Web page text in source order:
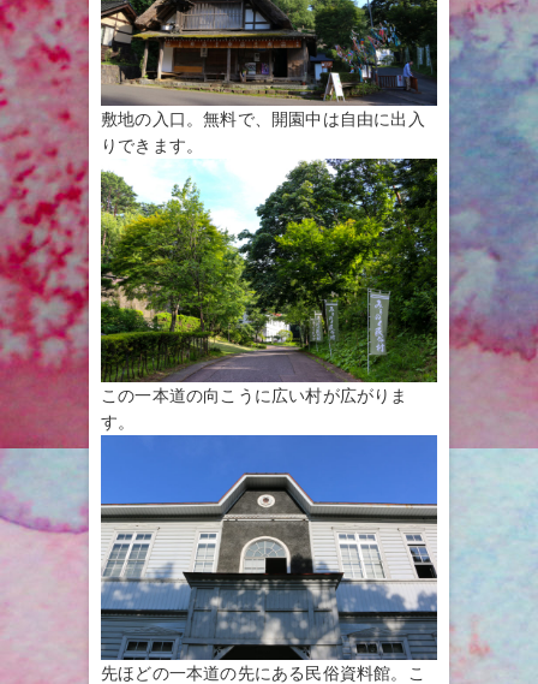
敷地の入口。無料で、開園中は自由に出入
りできます。
この一本道の向こうに広い村が広がりま
す。
先ほどの一本道の先にある民俗資料館。こ